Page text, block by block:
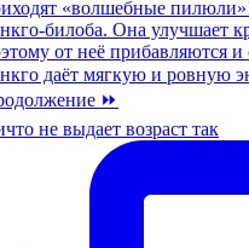
не выдает возраст так